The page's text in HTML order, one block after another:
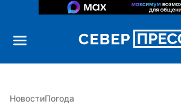
НовостиПогода